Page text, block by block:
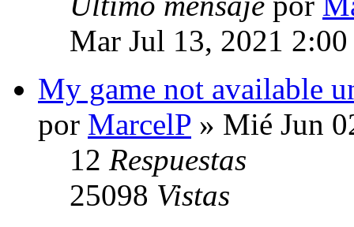
Mar Jul 13, 2021
My game not available
por MarcelP » Mié Jun
12 Respuestas
25098 Vistas